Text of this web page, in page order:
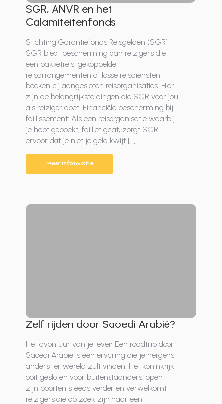
SGR, ANVR en het
Calamiteitenfonds
Stichting Garantiefonds Reisgelden (SGR)
SGR biedt bescherming aan reizigers die
een pakketreis, gekoppelde
reisarrangementen of losse reisdiensten
boeken bij aangesloten reisorganisaties. Hier
zijn de belangrijkste dingen die SGR voor jou
als reiziger doet. Financiële bescherming bij
faillissement: Als een reisorganisatie waarbij
je hebt geboekt, failliet gaat, zorgt SGR
ervoor dat je niet je geld kwijt […]
Meer informatie
Zelf rijden door Saoedi Arabië?
Het avontuur van je leven Een roadtrip door
Saoedi Arabië is een ervaring die je nergens
anders ter wereld zult vinden. Het koninkrijk,
ooit gesloten voor buitenstaanders, opent
zijn poorten steeds verder en verwelkomt
reizigers die op zoek zijn naar een